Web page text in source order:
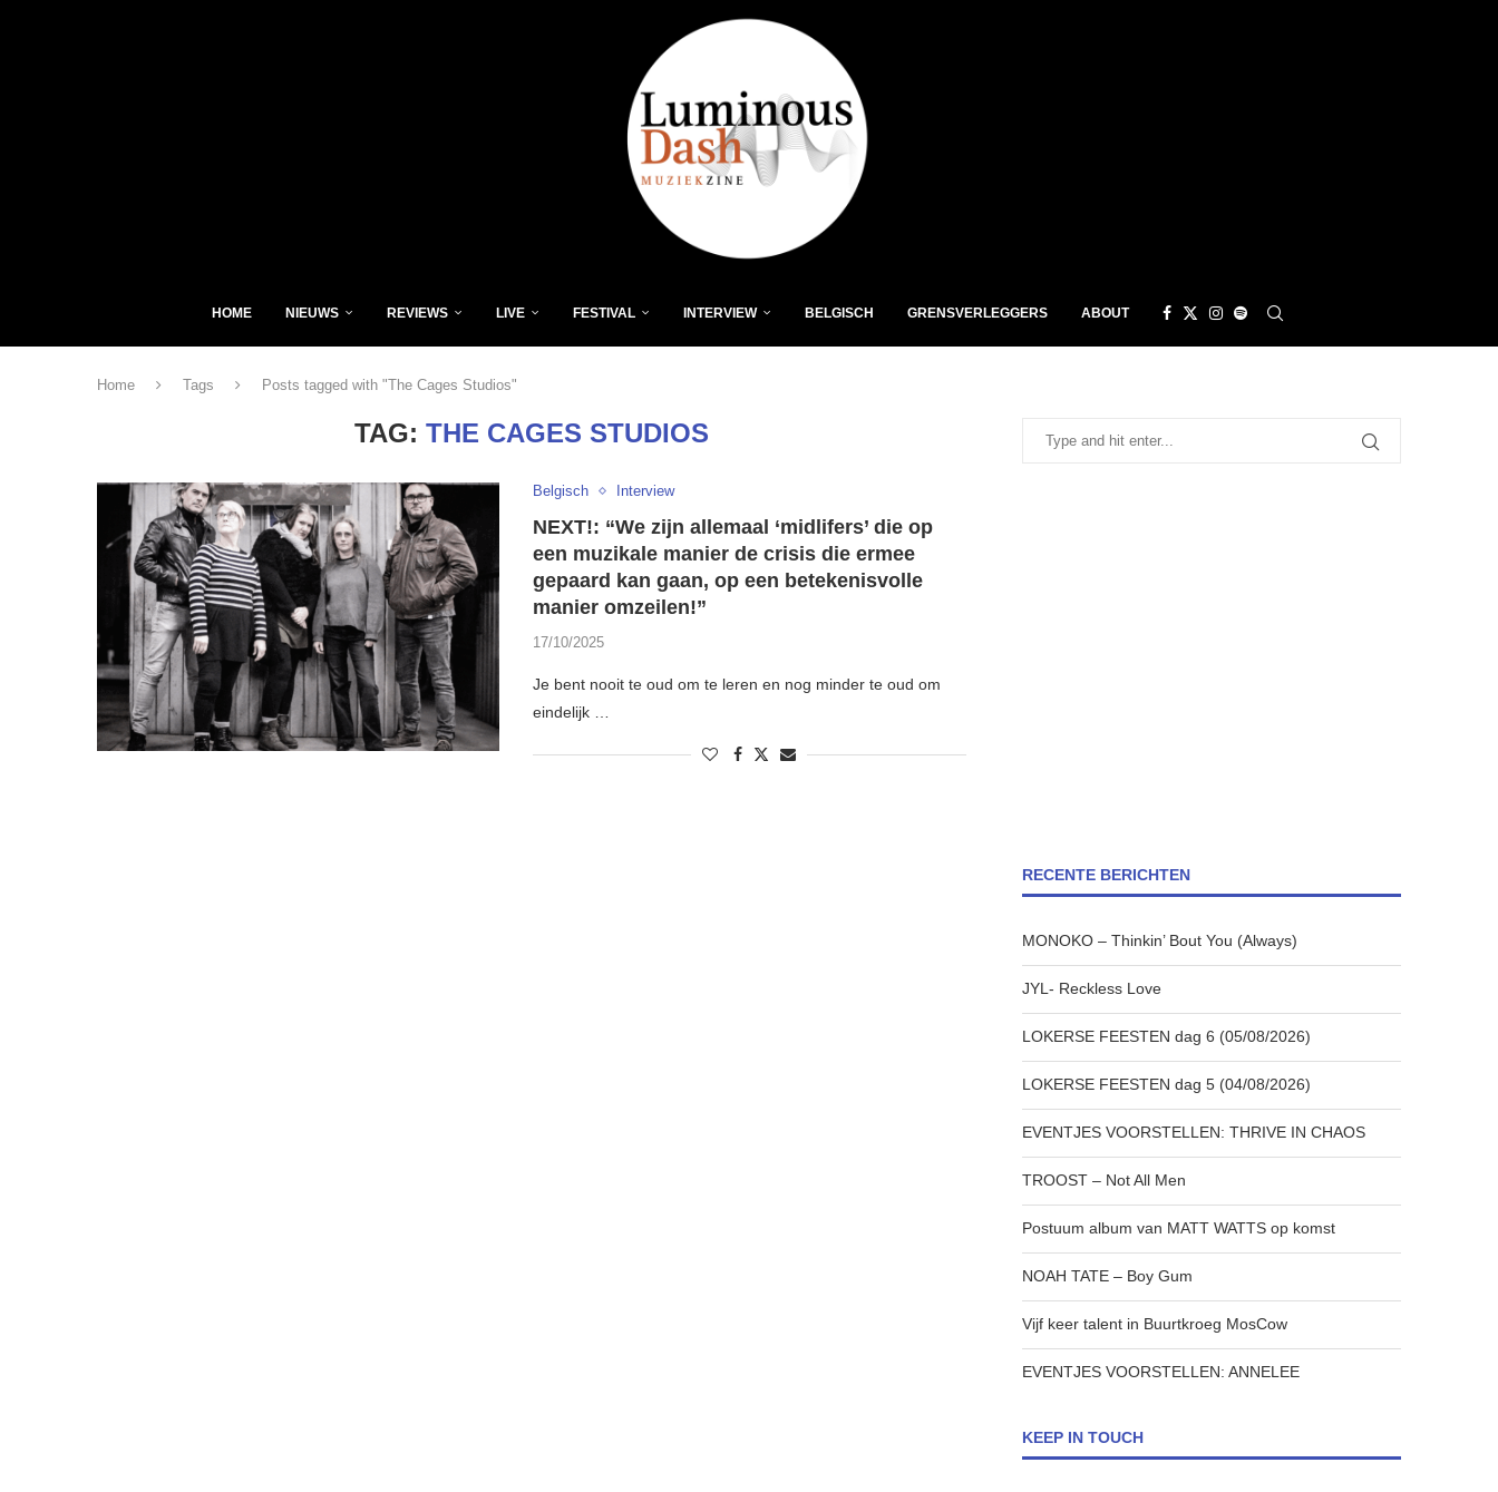
HOME NIEUWS REVIEWS LIVE FESTIVAL INTERVIEW BELGISCH GRENSVERLEGGERS ABOUT
Home Tags Posts tagged with "The Cages Studios"
TAG: THE CAGES STUDIOS
Belgisch Interview
NEXT!: “We zijn allemaal ‘midlifers’ die op
een muzikale manier de crisis die ermee
gepaard kan gaan, op een betekenisvolle
manier omzeilen!”
17/10/2025
Je bent nooit te oud om te leren en nog minder te oud om
eindelijk …
RECENTE BERICHTEN
MONOKO – Thinkin’ Bout You (Always)
JYL- Reckless Love
LOKERSE FEESTEN dag 6 (05/08/2026)
LOKERSE FEESTEN dag 5 (04/08/2026)
EVENTJES VOORSTELLEN: THRIVE IN CHAOS
TROOST – Not All Men
Postuum album van MATT WATTS op komst
NOAH TATE – Boy Gum
Vijf keer talent in Buurtkroeg MosCow
EVENTJES VOORSTELLEN: ANNELEE
KEEP IN TOUCH